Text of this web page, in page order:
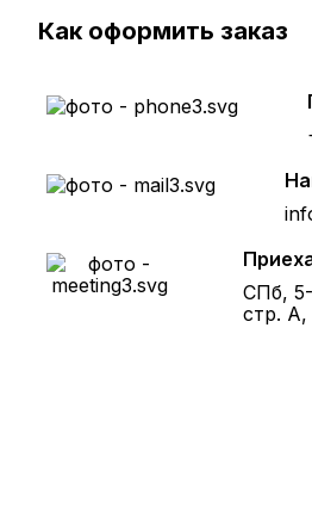
Как оформить заказ
СПб,
стр.